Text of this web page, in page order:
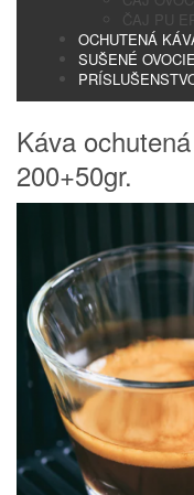
ČAJ PU
OCHUTENÁ
SUŠENÉ
Káva
200+50gr.